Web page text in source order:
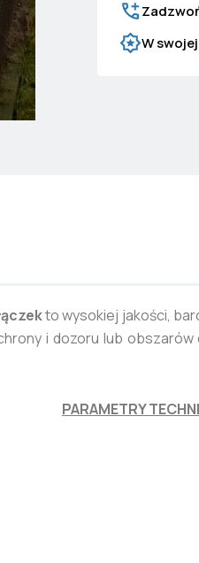
Ø
mmW
to wysokiej jakości,
i dozoru lub
PARAMETRY